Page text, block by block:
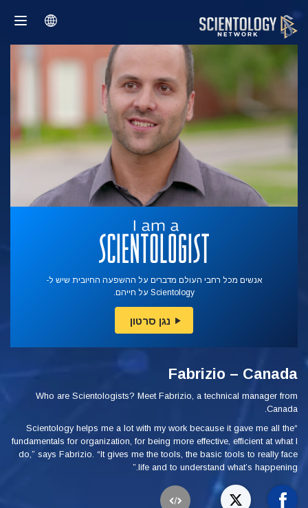
אנשים מכל רחבי העולם מדברים על ההשפעה החיובית שיש ל-
Scientology על חייהם.
נגן סרטון
Fabrizio – Canada
Who are Scientologists? Meet Fabrizio, a technical manager from
Canada.
“Scientology helps me a lot with my work because it gave me all the
fundamentals for organization, for being more effective, efficient at what I
do,” says Fabrizio. “It gives me the tools, the basic tools to really face
life and to understand what’s happening.”